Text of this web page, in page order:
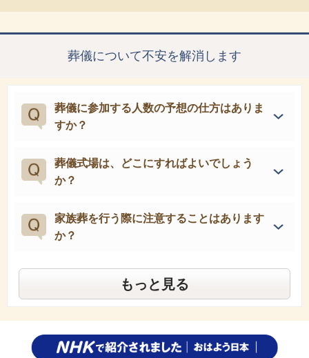
葬儀について不安を解消します
葬儀に参加する人数の予想の仕方はありま
すか？
葬儀式場は、どこにすればよいでしょう
か？
家族葬を行う際に注意することはあります
か？
もっと見る